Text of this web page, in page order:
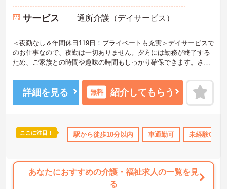
残業少なめ 託児所・育児補助 無資格OK 年間休日110日以
サービス 通所介護（デイサービス）
＜夜勤なし＆年間休日119日！プライベートも充実＞デイサービスで
のお仕事なので、夜勤は一切ありません。夕方には勤務が終了する
ため、ご家族との時間や趣味の時間もしっかり確保できます。さら
れ、年間休日はたっぷり119日。無理なく働き続けられるリズムが整
っており、仕事とプライベートのメリハリをつけて働きたい方にぴ
国展開する同社ならではの多彩なキャリアパスがあり、管理職や専
門職への挑戦、異なるサービスへのキャリアチェンジも可能です。
詳細を見る 無料 紹介してもらう
ここに注目！ 駅から徒歩10分以内 車通勤可 未経験OK
あなたにおすすめの介護・福祉求人の一覧を見
る